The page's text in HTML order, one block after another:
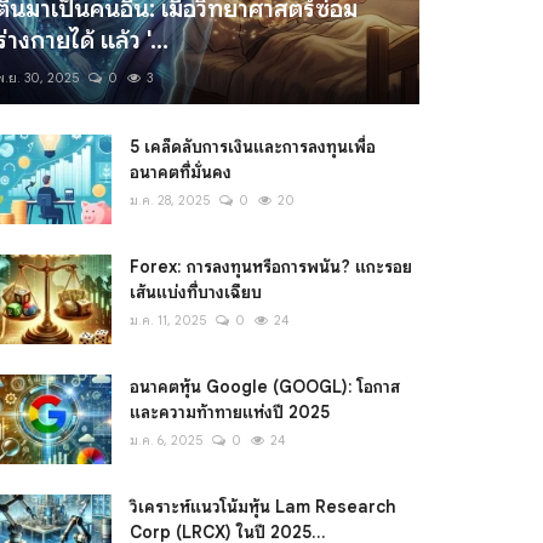
นมาเป็นคนอื่น: เมื่อวิทยาศาสตร์ซ่อม
างกายได้ แล้ว '...
.ย. 30, 2025 0 3
5 เคล็ดลับการเงินและการลงทุนเพื่อ
อนาคตที่มั่นคง
ม.ค. 28, 2025 0 20
Forex: การลงทุนหรือการพนัน? แกะรอย
เส้นแบ่งที่บางเฉียบ
ม.ค. 11, 2025 0 24
อนาคตหุ้น Google (GOOGL): โอกาส
และความท้าทายแห่งปี 2025
ม.ค. 6, 2025 0 24
วิเคราะห์แนวโน้มหุ้น Lam Research
Corp (LRCX) ในปี 2025...